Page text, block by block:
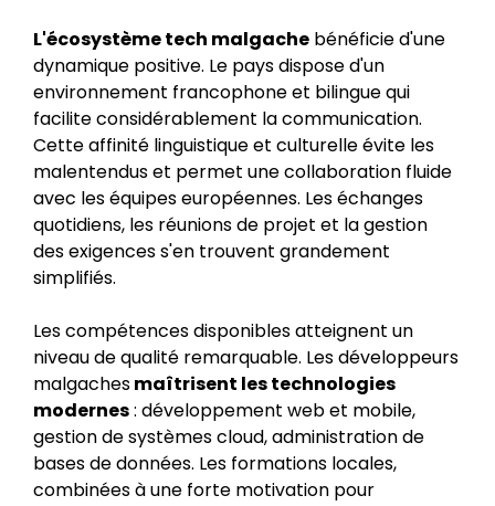
L'écosystème tech malgache bénéficie d'une
dynamique positive. Le pays dispose d'un
environnement francophone et bilingue qui
facilite considérablement la communication.
Cette affinité linguistique et culturelle évite les
malentendus et permet une collaboration fluide
avec les équipes européennes. Les échanges
quotidiens, les réunions de projet et la gestion
des exigences s'en trouvent grandement
simplifiés.
Les compétences disponibles atteignent un
niveau de qualité remarquable. Les développeurs
malgachesmaîtrisent les technologies
modernes: développement web et mobile,
gestion de systèmes cloud, administration de
bases de données. Les formations locales,
combinées à une forte motivation pour